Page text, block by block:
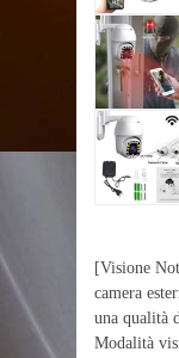
[Visione
camera
una qualità
Modalità